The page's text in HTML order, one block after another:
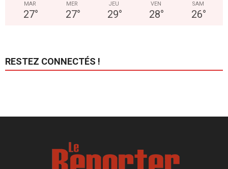
MAR
27°
MER
27°
JEU
29°
VEN
28°
SAM
26°
RESTEZ CONNECTÉS !